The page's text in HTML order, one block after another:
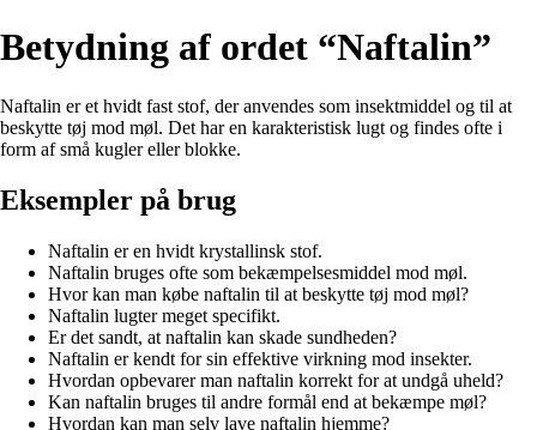
Betydning af ordet “Naftalin”
Naftalin er et hvidt fast stof, der anvendes som insektmiddel og til at
beskytte tøj mod møl. Det har en karakteristisk lugt og findes ofte i
form af små kugler eller blokke.
Eksempler på brug
Naftalin er en hvidt krystallinsk stof.
Naftalin bruges ofte som bekæmpelsesmiddel mod møl.
Hvor kan man købe naftalin til at beskytte tøj mod møl?
Naftalin lugter meget specifikt.
Er det sandt, at naftalin kan skade sundheden?
Naftalin er kendt for sin effektive virkning mod insekter.
Hvordan opbevarer man naftalin korrekt for at undgå uheld?
Kan naftalin bruges til andre formål end at bekæmpe møl?
Hvordan kan man selv lave naftalin hjemme?